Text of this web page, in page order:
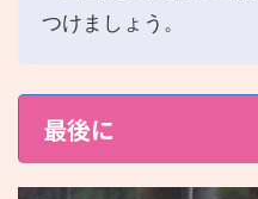
つけましょう。
最後に